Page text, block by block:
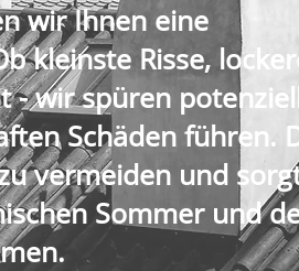
wir Ihnen eine
kleinste Risse,
- wir spüren
Schäden führen.
vermeiden und
Sommer und